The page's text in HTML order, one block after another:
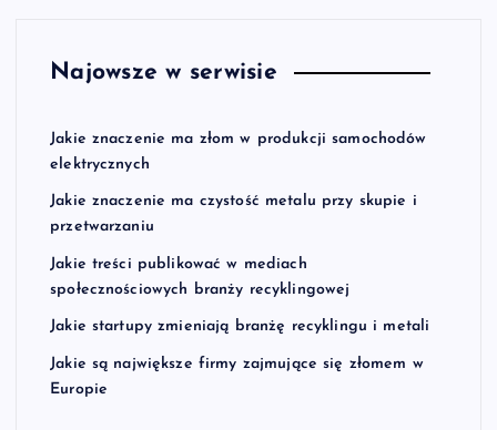
Najowsze w serwisie
Jakie znaczenie ma złom w produkcji samochodów
elektrycznych
Jakie znaczenie ma czystość metalu przy skupie i
przetwarzaniu
Jakie treści publikować w mediach
społecznościowych branży recyklingowej
Jakie startupy zmieniają branżę recyklingu i metali
Jakie są największe firmy zajmujące się złomem w
Europie